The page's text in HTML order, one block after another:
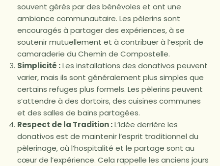
souvent gérés par des bénévoles et ont une
ambiance communautaire. Les pèlerins sont
encouragés à partager des expériences, à se
soutenir mutuellement et à contribuer à l’esprit de
camaraderie du Chemin de Compostelle.
Simplicité :Les installations des donativos peuvent
varier, mais ils sont généralement plus simples que
certains refuges plus formels. Les pèlerins peuvent
s’attendre à des dortoirs, des cuisines communes
et des salles de bains partagées.
Respect de la Tradition :L’idée derrière les
donativos est de maintenir l’esprit traditionnel du
pèlerinage, où l’hospitalité et le partage sont au
cœur de l’expérience. Cela rappelle les anciens jours